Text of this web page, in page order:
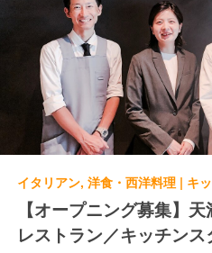
【オープニング募集】
レストラン／キッチンス